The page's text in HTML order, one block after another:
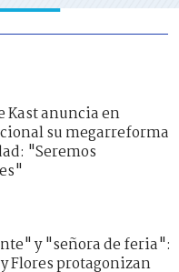
Kast anuncia en
su megarreforma
"Seremos
y "señora de feria":
Flores protagonizan